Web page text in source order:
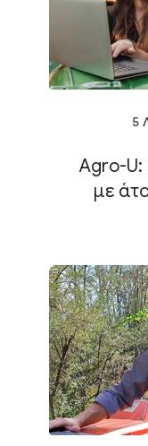
5
Agro-U:
με